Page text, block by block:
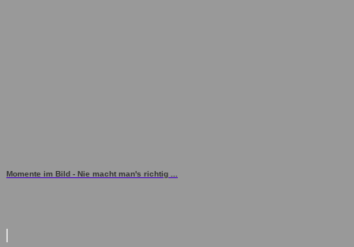
Momente im Bild - Nie macht man's richtig ...